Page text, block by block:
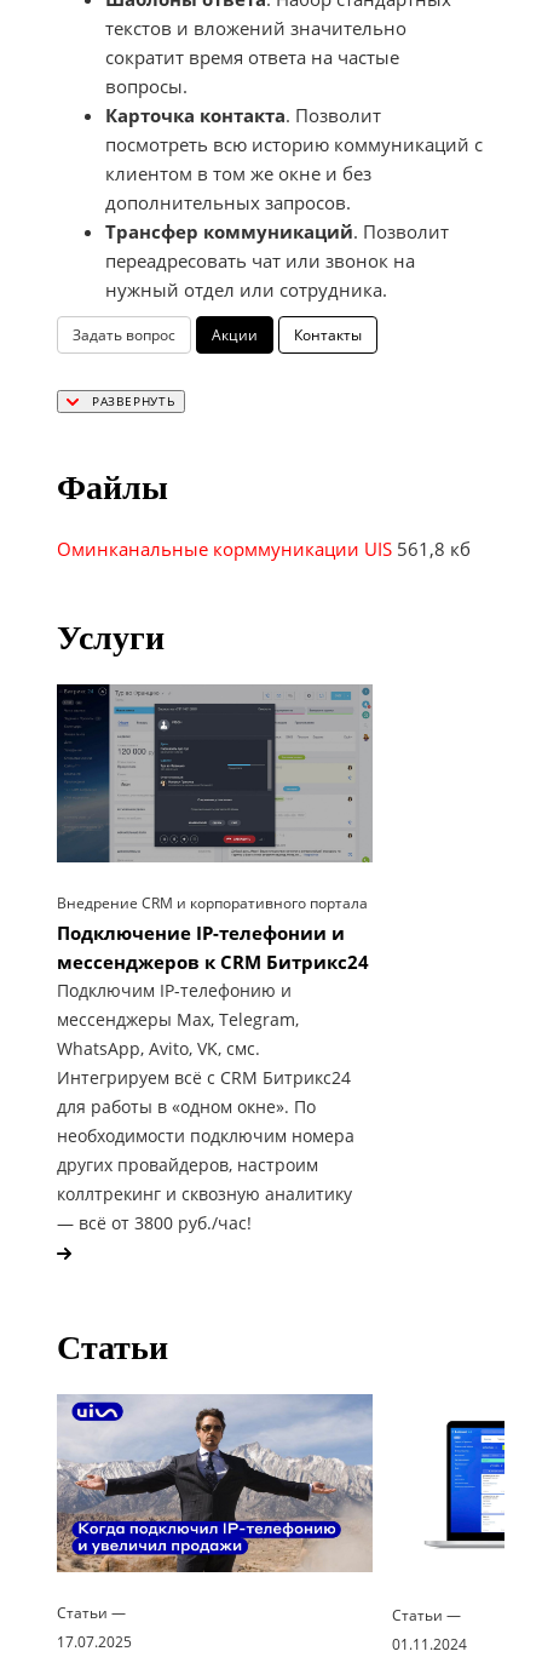
текстов и вложений значительно
сократит время ответа на частые
вопросы.
Карточка контакта. Позволит
посмотреть всю историю коммуникаций с
клиентом в том же окне и без
дополнительных запросов.
Трансфер коммуникаций. Позволит
переадресовать чат или звонок на
нужный отдел или сотрудника.
Задать вопрос Акции Контакты
Файлы
Оминканальные корммуникации UIS 561,8 кб
Услуги
Внедрение CRM и корпоративного портала
Подключение IP-телефонии и
мессенджеров к CRM Битрикс24
Подключим IP-телефонию и
мессенджеры Max, Telegram,
WhatsApp, Avito, VK, смс.
Интегрируем всё с CRM Битрикс24
для работы в «одном окне». По
необходимости подключим номера
других провайдеров, настроим
коллтрекинг и сквозную аналитику
— всё от 3800 руб./час!
Статьи
Статьи —
17.07.2025
Статьи —
01.11.2024